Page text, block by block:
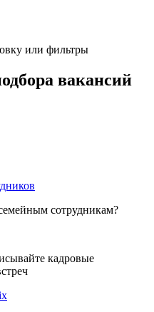
или фильтры
вакансий
сотрудникам?
кадровые